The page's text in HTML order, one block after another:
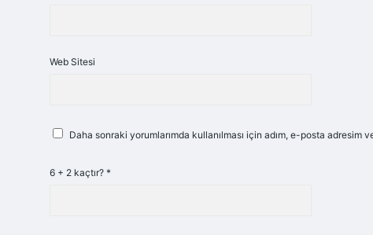
Web Sitesi
Daha sonraki yorumlarımda kullanılması için adım, e-posta adresim
6 + 2 kaçtır? *